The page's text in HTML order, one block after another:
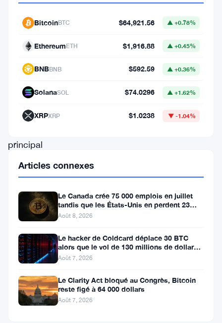
milliard
grâce
C’est
principal
caché
dans
déclaration
financière
2025
c’est
BitcoinBTC $64,921.56 ▲ +0.78%
EthereumETH $1,916.88 ▲ +0.45%
BNBBNB $592.59 ▲ +0.36%
SolanaSOL $74.0296 ▲ +1.62%
XRPXRP $1.0238 ▼ -1.04%
Articles connexes
Le Canada crée 75 000 emplois en juillet
tandis que les États-Unis en perdent 23
000, Bitcoin reste à 65K
Août 8, 2026
Le hacker de Coldcard déplace 30 BTC
alors que le vol de 130 millions de dollars
entre dans une nouvelle phase
Août 7, 2026
Le Clarity Act bloqué au Congrès, Bitcoin
reste figé à 64 000 dollars
Août 7, 2026